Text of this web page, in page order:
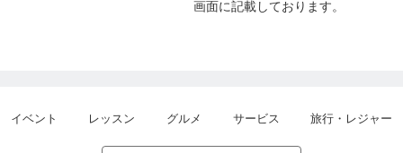
画面に記載しております。
イベント レッスン グルメ サービス 旅行・レジャー